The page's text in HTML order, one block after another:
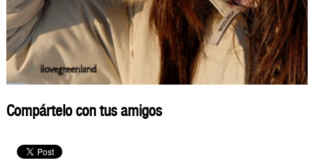
Compártelo con tus amigos